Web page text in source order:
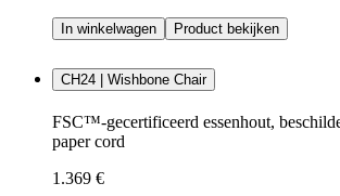
In winkelwagen Product bekijken
CH24 | Wishbone Chair
FSC™-gecertificeerd essenhout,
paper cord
1.369 €